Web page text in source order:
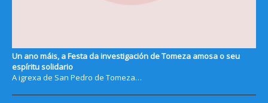
Un ano máis, a Festa da investigación de Tomeza amosa o seu
espíritu solidario
A igrexa de San Pedro de Tomeza…